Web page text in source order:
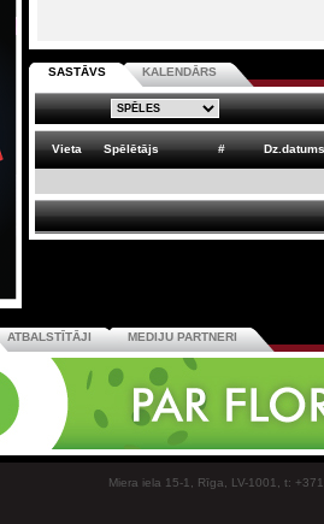
SASTĀVS KALENDĀRS
Vieta Spēlētājs # Dz.datums
ATBALSTĪTĀJI MEDIJU PARTNERI
Miera iela 15-1, Rīga, LV-1001, t: